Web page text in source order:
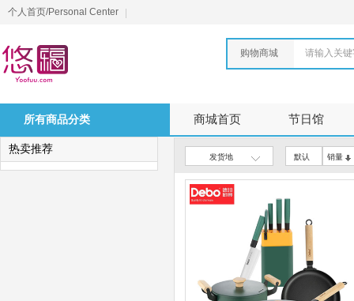
个人首页/Personal Center
购物商城 请输入关
所有商品分类 商城首页 节日馆
热卖推荐
发货地 默认 销量